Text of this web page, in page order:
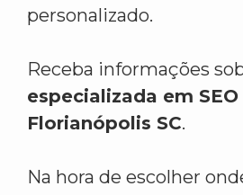
personalizado.
Receba informações
especializada em
Florianópolis SC.
Na hora de escolher